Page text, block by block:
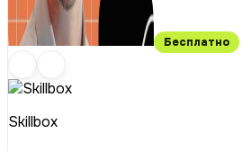
Бесплатно
Skillbox